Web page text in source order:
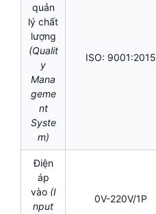
quản
lý chất
lượng
(Qualit
y
Mana
geme
nt
Syste
m)
ISO: 9001:2015
Điện
áp
vào (I
nput
0V-220V/1P